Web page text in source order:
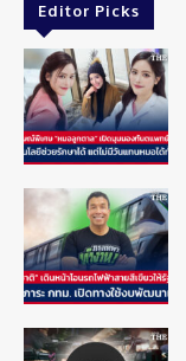
Editor Picks